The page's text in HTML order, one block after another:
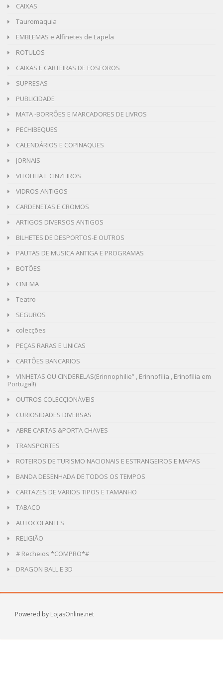
CAIXAS
Tauromaquia
EMBLEMAS e Alfinetes de Lapela
ROTULOS
CAIXAS E CARTEIRAS DE FOSFOROS
SUPRESAS
PUBLICIDADE
MATA -BORRÕES E MARCADORES DE LIVROS
PECHIBEQUES
CALENDÁRIOS E COPINAQUES
JORNAIS
VITOFILIA E CINZEIROS
VIDROS ANTIGOS
CARDENETAS E CROMOS
ARTIGOS DIVERSOS ANTIGOS
BILHETES DE DESPORTOS-E OUTROS
PAUTAS DE MUSICA ANTIGA E PROGRAMAS
BOTÕES
CINEMA
Teatro
SEGUROS
colecções
PEÇAS RARAS E UNICAS
CARTÕES BANCARIOS
VINHETAS OU CINDERELAS(Erinnophilie” , Erinnofilia , Erinofilia em
Portugal!)
OUTROS COLECÇIONÁVEIS
CURIOSIDADES DIVERSAS
ABRE CARTAS &PORTA CHAVES
TRANSPORTES
ROTEIROS DE TURISMO NACIONAIS E ESTRANGEIROS E MAPAS
BANDA DESENHADA DE TODOS OS TEMPOS
CARTAZES DE VARIOS TIPOS E TAMANHO
TABACO
AUTOCOLANTES
RELIGIÃO
# Recheios *COMPRO*#
DRAGON BALL E 3D
Powered by LojasOnline.net